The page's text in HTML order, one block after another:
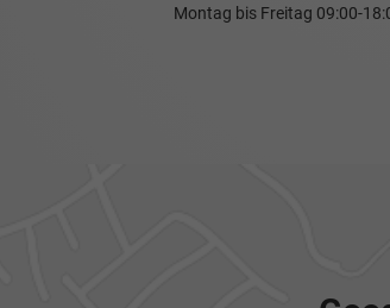
Montag bis Freitag 09:00-